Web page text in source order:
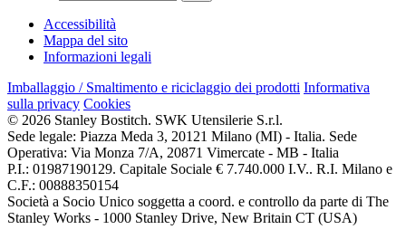
Accessibilità
Mappa del sito
Informazioni legali
Imballaggio / Smaltimento e riciclaggio dei prodotti Informativa
sulla privacy Cookies
© 2026 Stanley Bostitch. SWK Utensilerie S.r.l.
Sede legale: Piazza Meda 3, 20121 Milano (MI) - Italia. Sede
Operativa: Via Monza 7/A, 20871 Vimercate - MB - Italia
P.I.: 01987190129. Capitale Sociale € 7.740.000 I.V.. R.I. Milano e
C.F.: 00888350154
Società a Socio Unico soggetta a coord. e controllo da parte di The
Stanley Works - 1000 Stanley Drive, New Britain CT (USA)